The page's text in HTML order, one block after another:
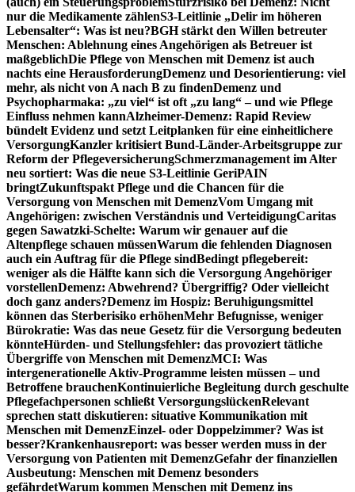
nur die Medikamente zählenS3-Leitlinie „Delir im höheren
Lebensalter“: Was ist neu?BGH stärkt den Willen betreuter
Menschen: Ablehnung eines Angehörigen als Betreuer ist
maßgeblichDie Pflege von Menschen mit Demenz ist auch
nachts eine HerausforderungDemenz und Desorientierung: viel
mehr, als nicht von A nach B zu findenDemenz und
Psychopharmaka: „zu viel“ ist oft „zu lang“ – und wie Pflege
Einfluss nehmen kannAlzheimer-Demenz: Rapid Review
bündelt Evidenz und setzt Leitplanken für eine einheitlichere
VersorgungKanzler kritisiert Bund-Länder-Arbeitsgruppe zur
Reform der PflegeversicherungSchmerzmanagement im Alter
neu sortiert: Was die neue S3-Leitlinie GeriPAIN
bringtZukunftspakt Pflege und die Chancen für die
Versorgung von Menschen mit DemenzVom Umgang mit
Angehörigen: zwischen Verständnis und VerteidigungCaritas
gegen Sawatzki-Schelte: Warum wir genauer auf die
Altenpflege schauen müssenWarum die fehlenden Diagnosen
auch ein Auftrag für die Pflege sindBedingt pflegebereit:
weniger als die Hälfte kann sich die Versorgung Angehöriger
vorstellenDemenz: Abwehrend? Übergriffig? Oder vielleicht
doch ganz anders?Demenz im Hospiz: Beruhigungsmittel
können das Sterberisiko erhöhenMehr Befugnisse, weniger
Bürokratie: Was das neue Gesetz für die Versorgung bedeuten
könnteHürden- und Stellungsfehler: das provoziert tätliche
Übergriffe von Menschen mit DemenzMCI: Was
intergenerationelle Aktiv-Programme leisten müssen – und
Betroffene brauchenKontinuierliche Begleitung durch geschulte
Pflegefachpersonen schließt VersorgungslückenRelevant
sprechen statt diskutieren: situative Kommunikation mit
Menschen mit DemenzEinzel- oder Doppelzimmer? Was ist
besser?Krankenhausreport: was besser werden muss in der
Versorgung von Patienten mit DemenzGefahr der finanziellen
Ausbeutung: Menschen mit Demenz besonders
gefährdetWarum kommen Menschen mit Demenz ins